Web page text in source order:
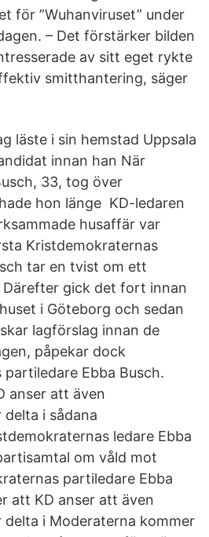
för ”Wuhanviruset” under
– Det förstärker bilden
av sitt eget rykte
smitthantering, säger
läste i sin hemstad Uppsala
innan han När
33, tog över
hon länge KD-ledaren
husaffär var
Kristdemokraternas
tar en tvist om ett
gick det fort innan
i Göteborg och sedan
lagförslag innan de
påpekar dock
Ebba Busch.
anser att även
i sådana
ledare Ebba
om våld mot
partiledare Ebba
att KD anser att även
i Moderaterna kommer